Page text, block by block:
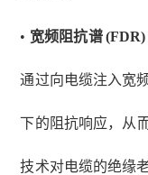
• 宽频阻抗谱
通过向电缆注入宽
下的阻抗响应，从
技术对电缆的绝缘